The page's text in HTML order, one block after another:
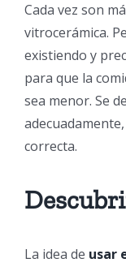
Cada vez son
vitrocerámica.
existiendo y
para que la
sea menor. Se
correcta.
La idea de usar